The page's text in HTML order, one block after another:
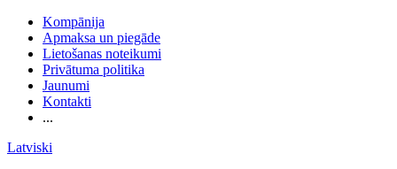
Kompānija
Apmaksa un piegāde
Lietošanas noteikumi
Privātuma politika
Jaunumi
Kontakti
...
Latviski